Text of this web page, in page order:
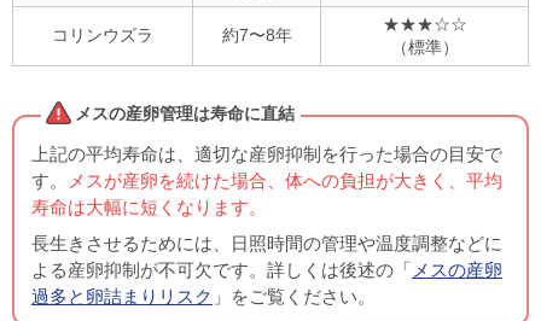
コリンウズラ 約7〜8年
★★★☆☆
（標準）
メスの産卵管理は寿命に直結
上記の平均寿命は、適切な産卵抑制を行った場合の目安で
す。
メスが産卵を続けた場合、体への負担が大きく、平均
寿命は大幅に短くなります。
長生きさせるためには、日照時間の管理や温度調整などに
よる産卵抑制が不可欠です。詳しくは後述の「 メスの産卵
過多と卵詰まりリスク 」をご覧ください。